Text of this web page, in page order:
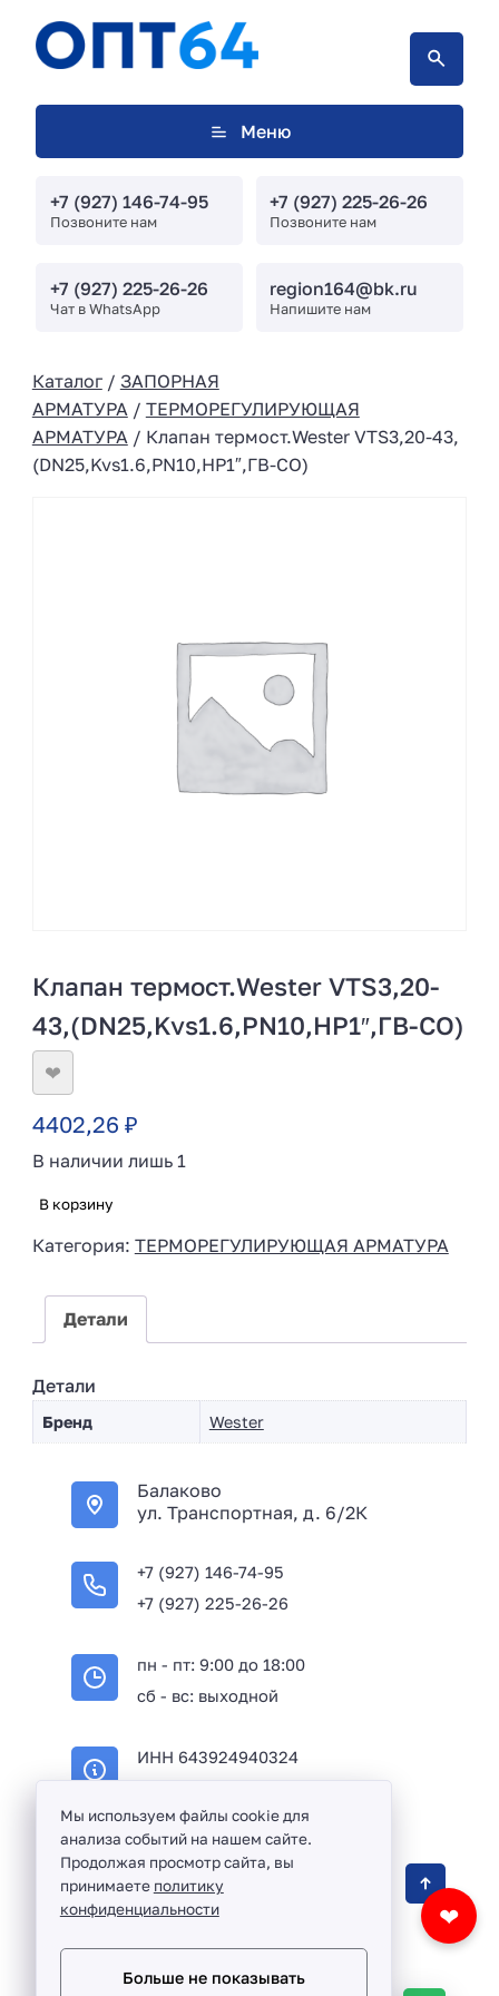
Меню
+7 (927) 146-74-95
Позвоните нам
+7 (927) 225-26-26
Позвоните нам
+7 (927) 225-26-26
Чат в WhatsApp
region164@bk.ru
Напишите нам
Каталог/ ЗАПОРНАЯ
АРМАТУРА / ТЕРМОРЕГУЛИРУЮЩАЯ
АРМАТУРА / Клапан термост.Wester VTS3,20-43,
(DN25,Kvs1.6,PN10,HP1″,ГВ-СО)
Клапан термост.Wester VTS3,20-
43,(DN25,Kvs1.6,PN10,HP1″,ГВ-СО)
❤
4402,26 ₽
В наличии лишь 1
В корзину
Категория: ТЕРМОРЕГУЛИРУЮЩАЯ АРМАТУРА
Детали
Детали
Бренд Wester
Балаково
ул. Транспортная, д. 6/2К
+7 (927) 146-74-95
+7 (927) 225-26-26
пн - пт: 9:00 до 18:00
сб - вс: выходной
ИНН 643924940324
❤
Оптовая продажа сантехники и комплектующих
в Балаково и Саратовской области ©
Разработка сайта и дизайн:revtail.ru
Мы используем файлы cookie для
анализа событий на нашем сайте.
Продолжая просмотр сайта, вы
принимаете политику
конфиденциальности
Больше не показывать